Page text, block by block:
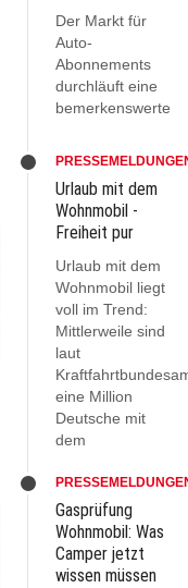
Der Markt für
Auto-
Abonnements
durchläuft eine
bemerkenswerte
Urlaub mit dem
Wohnmobil -
Freiheit pur
Urlaub mit dem
Wohnmobil liegt
voll im Trend:
Mittlerweile sind
laut
eine Million
Deutsche mit
dem
Gasprüfung
Wohnmobil: Was
Camper jetzt
wissen müssen